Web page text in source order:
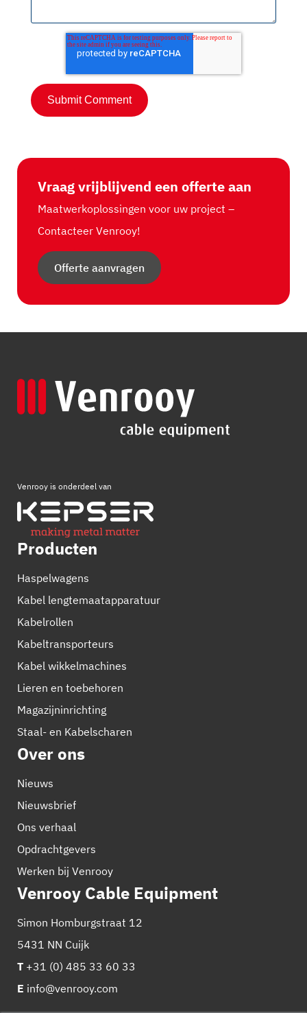
Vraag vrijblijvend een offerte aan
Maatwerkoplossingen voor uw project –
Contacteer Venrooy!
Offerte aanvragen
Venrooy is onderdeel van
Producten
Haspelwagens
Kabel lengtemaatapparatuur
Kabelrollen
Kabeltransporteurs
Kabel wikkelmachines
Lieren en toebehoren
Magazijninrichting
Staal- en Kabelscharen
Over ons
Nieuws
Nieuwsbrief
Ons verhaal
Opdrachtgevers
Werken bij Venrooy
Venrooy Cable Equipment
Simon Homburgstraat 12
5431 NN Cuijk
T +31 (0) 485 33 60 33
E info@venrooy.com